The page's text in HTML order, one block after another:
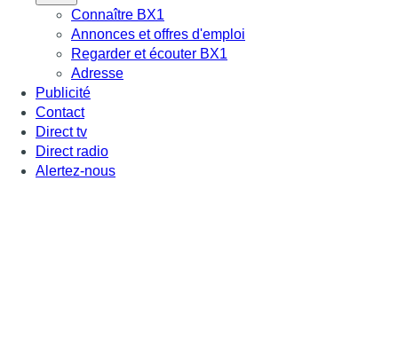
Connaître BX1
Annonces et offres d'emploi
Regarder et écouter BX1
Adresse
Publicité
Contact
Direct tv
Direct radio
Alertez-nous